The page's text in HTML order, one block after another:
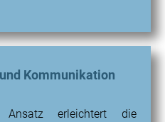
Kommunikation
Ansatz erleichtert die